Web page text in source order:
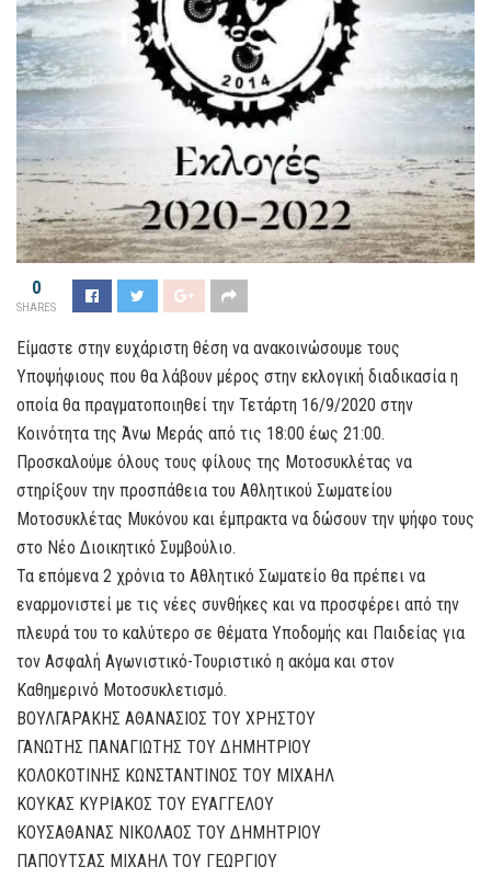
0
SHARES
Είμαστε στην ευχάριστη θέση να ανακοινώσουμε τους
Υποψήφιους που θα λάβουν μέρος στην εκλογική διαδικασία η
οποία θα πραγματοποιηθεί την Τετάρτη 16/9/2020 στην
Κοινότητα της Άνω Μεράς από τις 18:00 έως 21:00.
Προσκαλούμε όλους τους φίλους της Μοτοσυκλέτας να
στηρίξουν την προσπάθεια του Αθλητικού Σωματείου
Μοτοσυκλέτας Μυκόνου και έμπρακτα να δώσουν την ψήφο τους
στο Νέο Διοικητικό Συμβούλιο.
Τα επόμενα 2 χρόνια το Αθλητικό Σωματείο θα πρέπει να
εναρμονιστεί με τις νέες συνθήκες και να προσφέρει από την
πλευρά του το καλύτερο σε θέματα Υποδομής και Παιδείας για
τον Ασφαλή Αγωνιστικό-Τουριστικό η ακόμα και στον
Καθημερινό Μοτοσυκλετισμό.
ΒΟΥΛΓΑΡΑΚΗΣ ΑΘΑΝΑΣΙΟΣ ΤΟΥ ΧΡΗΣΤΟΥ
ΓΑΝΩΤΗΣ ΠΑΝΑΓΙΩΤΗΣ ΤΟΥ ΔΗΜΗΤΡΙΟΥ
ΚΟΛΟΚΟΤΙΝΗΣ ΚΩΝΣΤΑΝΤΙΝΟΣ ΤΟΥ ΜΙΧΑΗΛ
ΚΟΥΚΑΣ ΚΥΡΙΑΚΟΣ ΤΟΥ ΕΥΑΓΓΕΛΟΥ
ΚΟΥΣΑΘΑΝΑΣ ΝΙΚΟΛΑΟΣ ΤΟΥ ΔΗΜΗΤΡΙΟΥ
ΠΑΠΟΥΤΣΑΣ ΜΙΧΑΗΛ ΤΟΥ ΓΕΩΡΓΙΟΥ